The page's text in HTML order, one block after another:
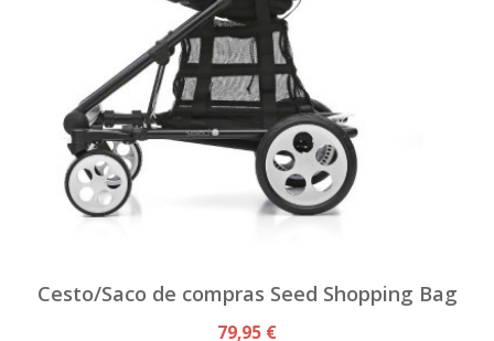
Cesto/Saco de compras Seed Shopping Bag
79,95 €